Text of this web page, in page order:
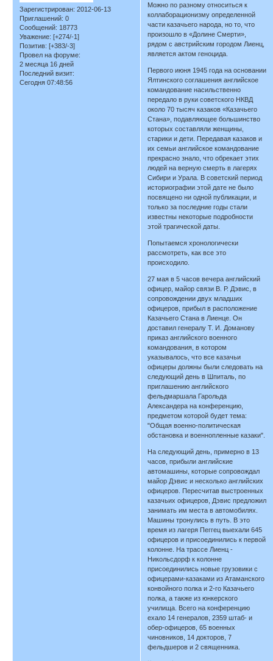
Зарегистрирован: 2012-06-13
Приглашений: 0
Сообщений: 18773
Уважение: [+274/-1]
Позитив: [+383/-3]
Провел на форуме:
2 месяца 16 дней
Последний визит:
Сегодня 07:48:56
Можно по разному относиться к
коллаборационизму определенной
части казачьего народа, но то, что
произошло в «Долине Смерти»,
рядом с австрийским городом Лиенц,
является актом геноцида.
Первого июня 1945 года на основании
Ялтинского соглашения английское
командование насильственно
передало в руки советского НКВД
около 70 тысяч казаков «Казачьего
Стана», подавляющее большинство
которых составляли женщины,
старики и дети. Передавая казаков и
их семьи английское командование
прекрасно знало, что обрекает этих
людей на верную смерть в лагерях
Сибири и Урала. В советский период
историографии этой дате не было
посвящено ни одной публикации, и
только за последние годы стали
известны некоторые подробности
этой трагической даты.
Попытаемся хронологически
рассмотреть, как все это
происходило.
27 мая в 5 часов вечера английский
офицер, майор связи В. Р. Дэвис, в
сопровождении двух младших
офицеров, прибыл в расположение
Казачьего Стана в Лиенце. Он
доставил генералу Т. И. Доманову
приказ английского военного
командования, в котором
указывалось, что все казачьи
офицеры должны были следовать на
следующий день в Шпиталь, по
приглашению английского
фельдмаршала Гарольда
Александера на конференцию,
предметом которой будет тема:
"Общая военно-политическая
обстановка и военнопленные казаки".
На следующий день, примерно в 13
часов, прибыли английские
автомашины, которые сопровождал
майор Дэвис и несколько английских
офицеров. Пересчитав выстроенных
казачьих офицеров, Дэвис предложил
занимать им места в автомобилях.
Машины тронулись в путь. В это
время из лагеря Пеггец выехали 645
офицеров и присоединились к первой
колонне. На трассе Лиенц -
Никольсдорф к колонне
присоединились новые грузовики с
офицерами-казаками из Атаманского
конвойного полка и 2-го Казачьего
полка, а также из юнкерского
училища. Всего на конференцию
ехало 14 генералов, 2359 штаб- и
обер-офицеров, 65 военных
чиновников, 14 докторов, 7
фельдшеров и 2 священника.